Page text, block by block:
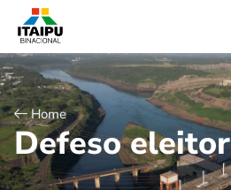
Home
Defeso eleitor